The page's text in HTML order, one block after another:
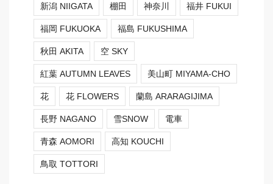
新潟 NIIGATA 棚田 神奈川 福井 FUKUI
福岡 FUKUOKA 福島 FUKUSHIMA
秋田 AKITA 空 SKY
紅葉 AUTUMN LEAVES 美山町 MIYAMA-CHO
花 花 FLOWERS 蘭島 ARARAGIJIMA
長野 NAGANO 雪SNOW 電車
青森 AOMORI 高知 KOUCHI
鳥取 TOTTORI